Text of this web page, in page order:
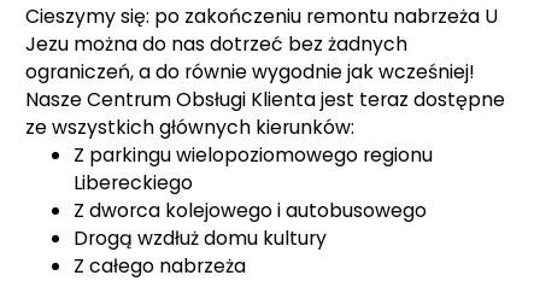
Cieszymy się: po zakończeniu remontu nabrzeża U
Jezu można do nas dotrzeć bez żadnych
ograniczeń, a do równie wygodnie jak wcześniej!
Nasze Centrum Obsługi Klienta jest teraz dostępne
ze wszystkich głównych kierunków:
Z parkingu wielopoziomowego regionu
Libereckiego
Z dworca kolejowego i autobusowego
Drogą wzdłuż domu kultury
Z całego nabrzeża